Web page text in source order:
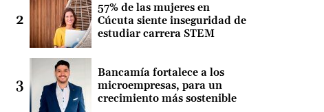
57% de las mujeres en
Cúcuta siente inseguridad de
estudiar carrera STEM
Bancamía fortalece a los
microempresas, para un
crecimiento más sostenible